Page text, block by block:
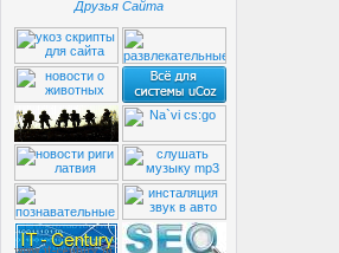
Друзья Сайта